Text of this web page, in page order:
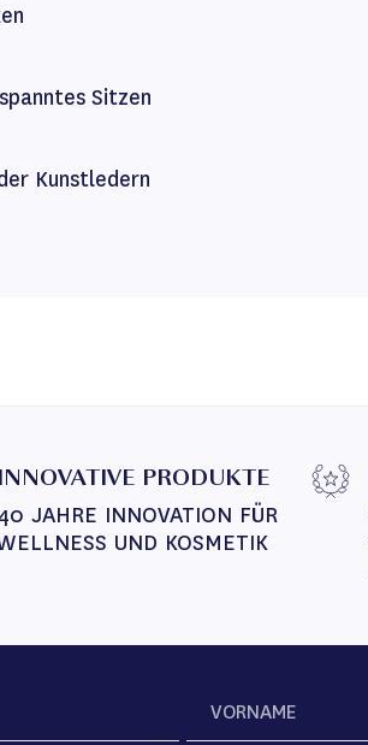
Sitzen
Kunstledern
INNOVATIVE PRODUKTE
JAHRE INNOVATION FÜR
UND KOSMETIK